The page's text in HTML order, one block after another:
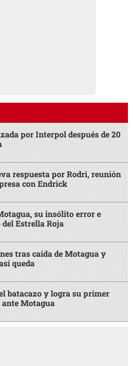
por Interpol después de 20
respuesta por Rodri, reunión
con Endrick
su insólito error e
Estrella Roja
tras caída de Motagua y
queda
batacazo y logra su primer
Motagua